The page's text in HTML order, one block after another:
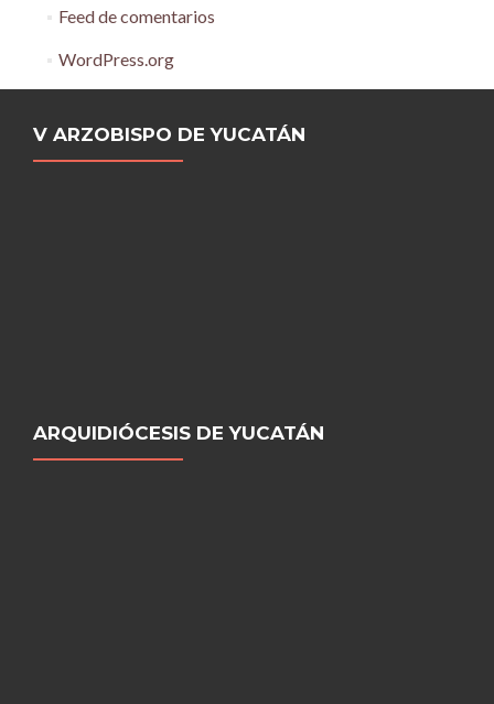
Feed de comentarios
WordPress.org
V ARZOBISPO DE YUCATÁN
ARQUIDIÓCESIS DE YUCATÁN